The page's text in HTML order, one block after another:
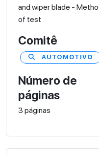
and wiper blade -
of test
Comitê
AUTOMOTIVO
Número de
páginas
3 páginas